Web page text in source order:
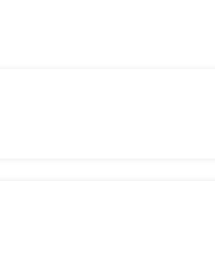
sans complications.
du marché.
des plateformes et des dApps.